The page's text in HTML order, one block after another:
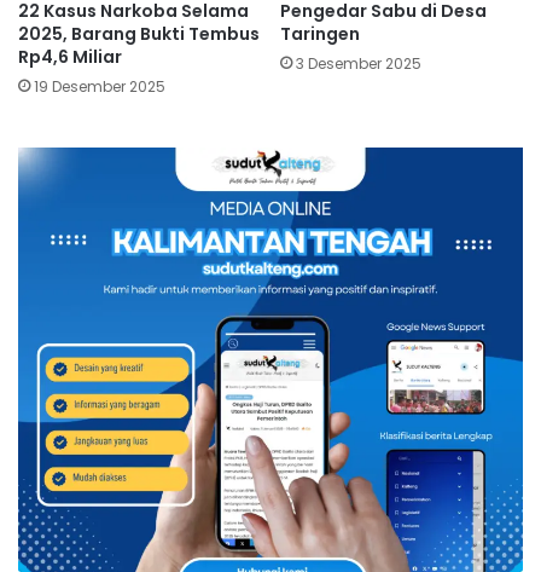
22 Kasus Narkoba Selama
2025, Barang Bukti Tembus
Rp4,6 Miliar
19 Desember 2025
Pengedar Sabu di Desa
Taringen
3 Desember 2025